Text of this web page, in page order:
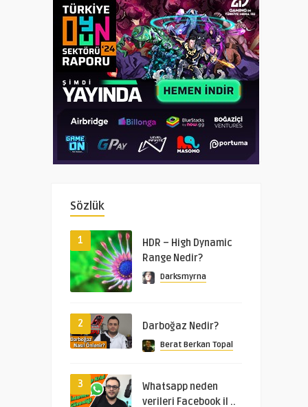
Sözlük
1
HDR – High Dynamic
Range Nedir?
Darksmyrna
2 Darboğaz Nedir?
Berat Berkan Topal
3
Whatsapp neden
verileri Facebook il ..